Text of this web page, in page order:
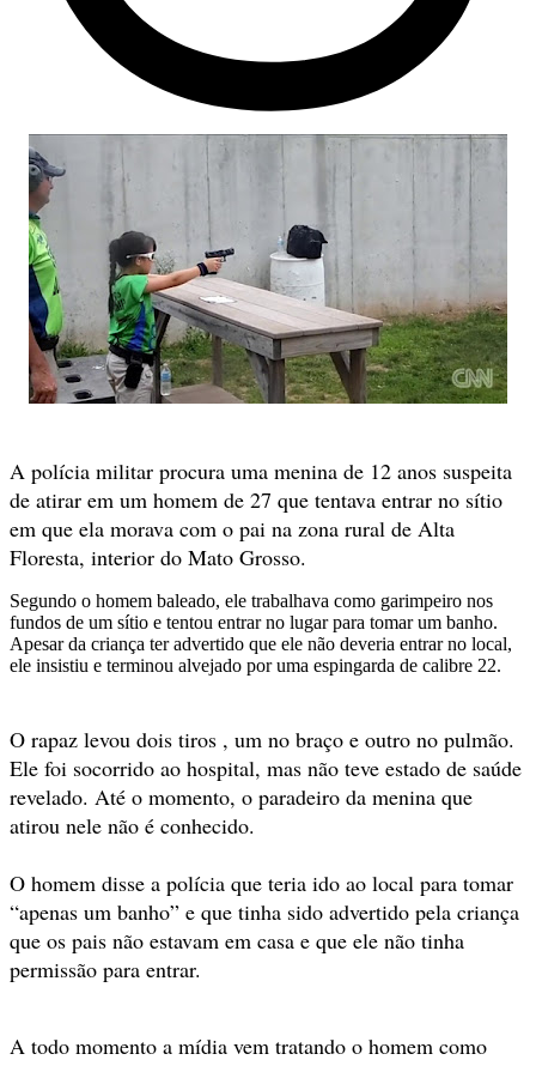
A polícia militar procura uma menina de 12 anos suspeita
de atirar em um homem de 27 que tentava entrar no sítio
em que ela morava com o pai na zona rural de Alta
Floresta, interior do Mato Grosso.
Segundo o homem baleado, ele trabalhava como garimpeiro nos
fundos de um sítio e tentou entrar no lugar para tomar um banho.
Apesar da criança ter advertido que ele não deveria entrar no local,
ele insistiu e terminou alvejado por uma espingarda de calibre 22.
O rapaz levou dois tiros , um no braço e outro no pulmão.
Ele foi socorrido ao hospital, mas não teve estado de saúde
revelado. Até o momento, o paradeiro da menina que
atirou nele não é conhecido.
O homem disse a polícia que teria ido ao local para tomar
“apenas um banho” e que tinha sido advertido pela criança
que os pais não estavam em casa e que ele não tinha
permissão para entrar.
A todo momento a mídia vem tratando o homem como